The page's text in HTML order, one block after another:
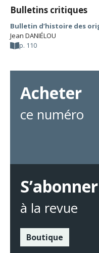
Bulletins critiques
Bulletin d’histoire des
Jean DANIÉLOU
p. 110
Acheter
ce numéro
S’abonner
à la revue
Boutique